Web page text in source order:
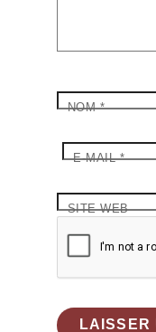
NOM*
E-MAIL*
SITE WEB